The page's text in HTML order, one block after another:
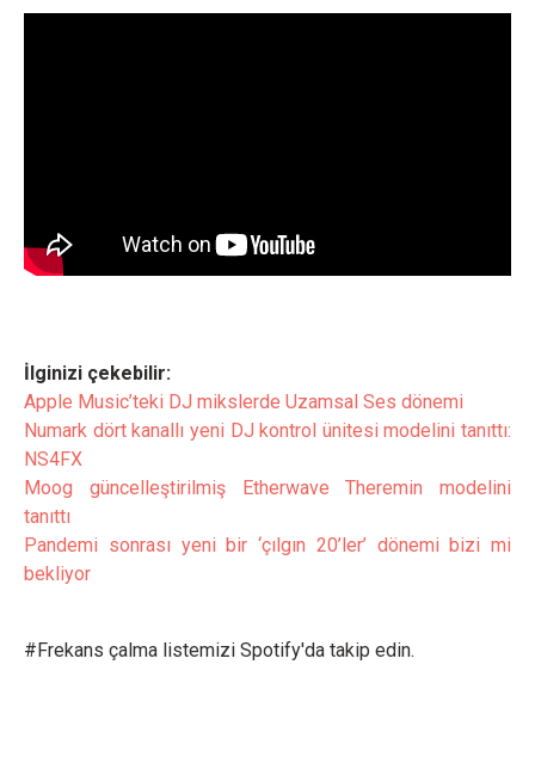
İlginizi çekebilir:
Apple Music’teki DJ mikslerde Uzamsal Ses dönemi
Numark dört kanallı yeni DJ kontrol ünitesi modelini tanıttı:
NS4FX
Moog güncelleştirilmiş Etherwave Theremin modelini
tanıttı
Pandemi sonrası yeni bir ‘çılgın 20’ler’ dönemi bizi mi
bekliyor
#Frekans çalma listemizi Spotify'da takip edin.